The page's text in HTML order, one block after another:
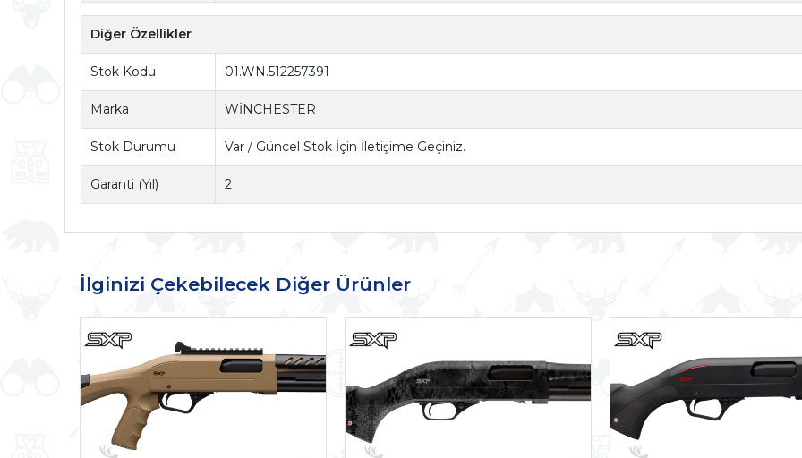
Diğer Özellikler
Stok Kodu 01.WN.512257391
Marka WİNCHESTER
Stok Durumu Var / Güncel Stok İçin İletişime Geçiniz.
Garanti (Yıl) 2
İlginizi Çekebilecek Diğer Ürünler